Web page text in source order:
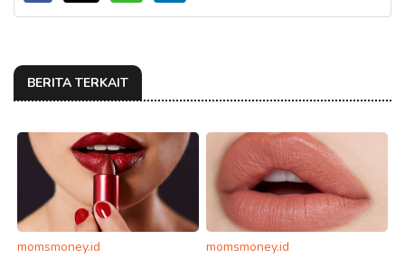
BERITA TERKAIT
momsmoney.id momsmoney.id